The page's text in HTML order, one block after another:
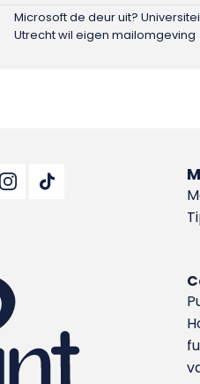
Microsoft de deur uit?
Utrecht wil eigen mailomgeving